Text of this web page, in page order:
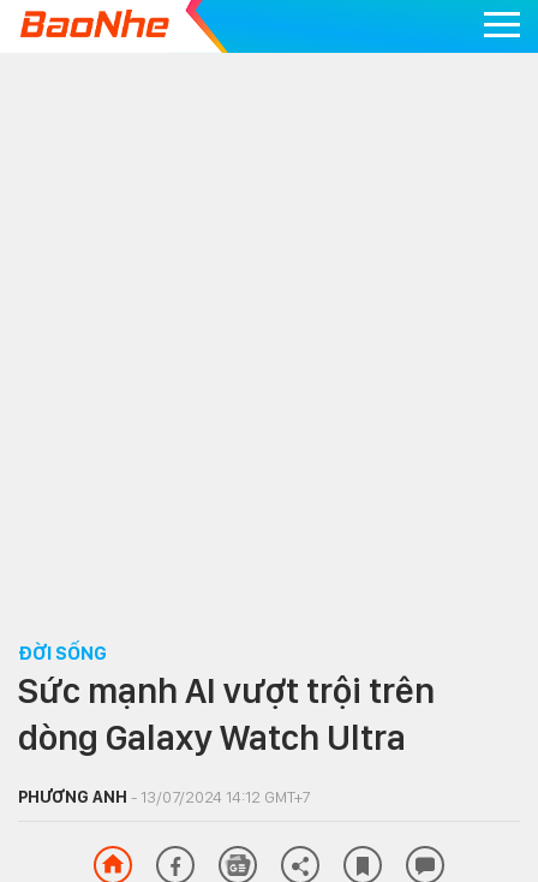
ĐỜI SỐNG
Sức mạnh AI vượt trội trên
dòng Galaxy Watch Ultra
PHƯƠNG ANH - 13/07/2024 14:12 GMT+7